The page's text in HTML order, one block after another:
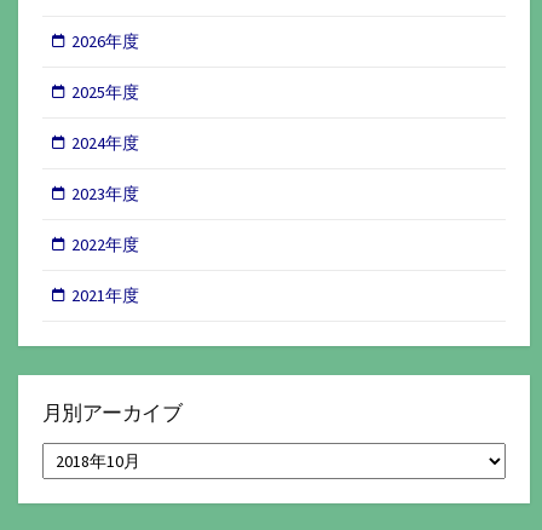
2026年度
2025年度
2024年度
2023年度
2022年度
2021年度
月別アーカイブ
月
別
ア